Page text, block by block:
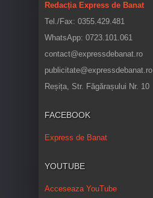
Redacția Express de Banat
Tel./Fax: 0355.429.481
WhatsApp: 0723.101.061
contact@expressdebanat.ro
publicitate@expressdebanat.ro
Reșița, Str. Făgărașului Nr. 10
FACEBOOK
Express de Banat
YOUTUBE
Acceseaza YouTube